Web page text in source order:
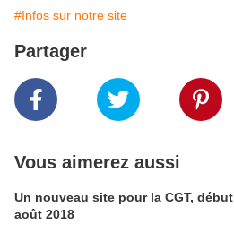
#Infos sur notre site
Partager
Vous aimerez aussi
Un nouveau site pour la CGT, début
août 2018